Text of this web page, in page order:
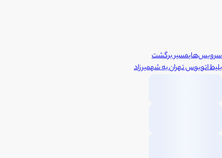
سرویس‌هایمسیر برگشت
بلیط اتوبوستهرانبهشهمیرزاد